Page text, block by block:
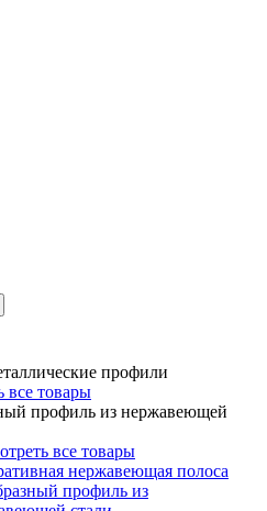
профили
все товары
профиль из нержавеющей
все товары
нержавеющая полоса
профиль из